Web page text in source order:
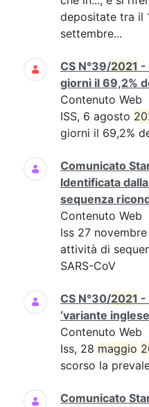
depositate tra il
settembre...
CS N°39/2021 -
giorni il 69,2%
Contenuto Web
ISS, 6 agosto
giorni il 69,2%
Comunicato
Identificata
sequenza
Contenuto Web
Iss 27 novembre
attività di
SARS-CoV
CS N°30/2021 -
‘variante
Contenuto Web
Iss, 28 maggio
scorso la
Comunicato